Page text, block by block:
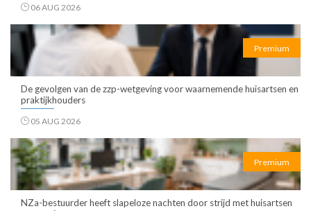
06 AUG 2026
Premium
De gevolgen van de zzp-wetgeving voor waarnemende huisartsen en
praktijkhouders
05 AUG 2026
Premium
NZa-bestuurder heeft slapeloze nachten door strijd met huisartsen